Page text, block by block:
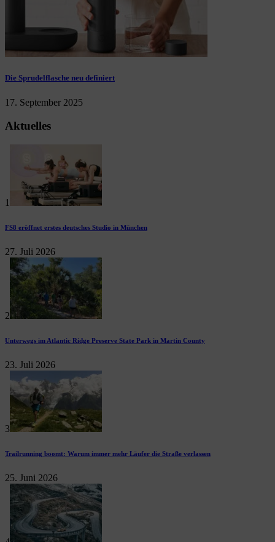
Die Sprudelflasche neu definiert
17. September 2025
Aktuelles
1
FS8 eröffnet erstes deutsches Studio in München
27. Juli 2026
2
Unterwegs im Atlantic Ridge Preserve State Park in Martin County
23. Juli 2026
3
Trailrunning boomt: Warum immer mehr Läufer die Straße verlassen
25. Juni 2026